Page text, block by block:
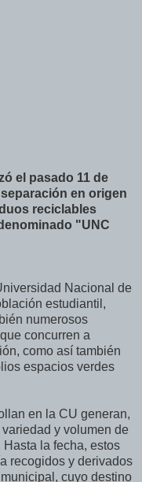
el pasado 11 de
en origen
reciclables
"UNC
Nacional de
estudiantil,
numerosos
concurren a
como así también
espacios verdes
en la CU generan,
y volumen de
la fecha, estos
recogidos y derivados
cuyo destino